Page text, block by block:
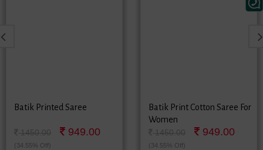
Batik Printed Saree
949.00
(34.55% Off)
Batik Print Cotton Saree For
Women
949.00
(34.55% Off)